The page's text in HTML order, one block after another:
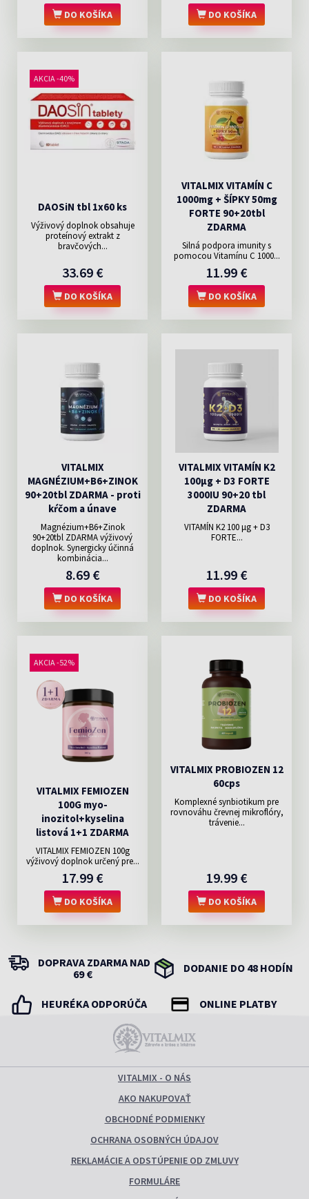
DO KOŠÍKA DO KOŠÍKA
AKCIA -40%
DAOSiN tbl 1x60 ks
Výživový doplnok obsahuje
proteínový extrakt z
bravčových...
33.69 €
DO KOŠÍKA
VITALMIX VITAMÍN C
1000mg + ŠÍPKY 50mg
FORTE 90+20tbl
ZDARMA
Silná podpora imunity s
pomocou Vitamínu C 1000...
11.99 €
DO KOŠÍKA
VITALMIX
MAGNÉZIUM+B6+ZINOK
90+20tbl ZDARMA - proti
kŕčom a únave
Magnézium+B6+Zinok
90+20tbl ZDARMA výživový
doplnok. Synergicky účinná
kombinácia...
8.69 €
DO KOŠÍKA
VITALMIX VITAMÍN K2
100µg + D3 FORTE
3000IU 90+20 tbl
ZDARMA
VITAMÍN K2 100 μg + D3
FORTE...
11.99 €
DO KOŠÍKA
AKCIA -52%
VITALMIX FEMIOZEN
100G myo-
inozitol+kyselina
listová 1+1 ZDARMA
VITALMIX FEMIOZEN 100g
výživový doplnok určený pre...
17.99 €
DO KOŠÍKA
VITALMIX PROBIOZEN 12
60cps
Komplexné synbiotikum pre
rovnováhu črevnej mikroflóry,
trávenie...
19.99 €
DO KOŠÍKA
DOPRAVA ZDARMA NAD
69 €
DODANIE DO 48 HODÍN
HEURÉKA ODPORÚČA ONLINE PLATBY
VITALMIX - O NÁS
AKO NAKUPOVAŤ
OBCHODNÉ PODMIENKY
OCHRANA OSOBNÝCH ÚDAJOV
REKLAMÁCIE A ODSTÚPENIE OD ZMLUVY
FORMULÁRE